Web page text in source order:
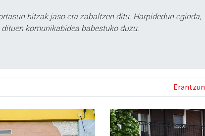
hitzak jaso eta zabaltzen ditu. Harpidedun eginda,
komunikabidea babestuko duzu.
Erantzun